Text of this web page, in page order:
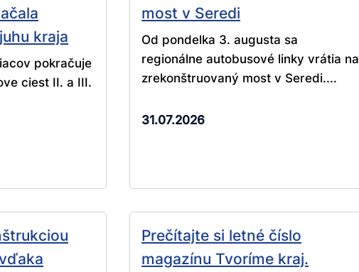
kraja
pokračuje
ciest II. a III.
most v Seredi
Od pondelka 3. augusta sa
regionálne autobusové linky vrátia na
zrekonštruovaný most v Seredi....
31.07.2026
Prečítajte si letné číslo
magazínu Tvoríme kraj.